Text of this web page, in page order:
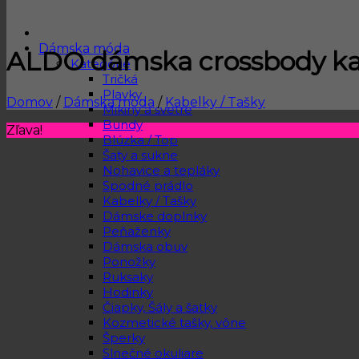
Dámska móda
Kategórie
Tričká
Plavky
Mikiny a svetre
Bundy
Blúzka / Top
Šaty a sukne
Nohavice a tepláky
Spodné prádlo
Kabelky / Tašky
Dámske doplnky
Peňaženky
Dámska obuv
Ponožky
Ruksaky
Hodinky
Čiapky, Šály a šatky
Kozmetické tašky, vône
Šperky
Slnečné okuliare
ALDO dámska crossbody
Domov / Dámska móda / Kabelky / Tašky
Zľava!